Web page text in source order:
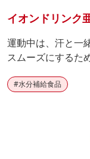
イオンドリンク
運動中は、汗と一
スムーズにするた
#水分補給食品